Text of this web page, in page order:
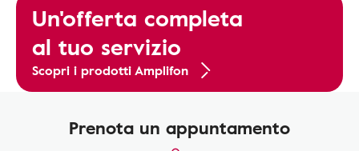
Un'offerta completa
al tuo servizio
Scopri i prodotti Amplifon
Prenota un appuntamento